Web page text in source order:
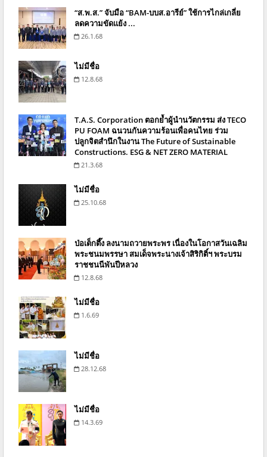
“ส.พ.ส.” จับมือ “BAM-บบส.อารีย์” ใช้การไกล่เกลี่ย
ลดความขัดแย้ง ...
26.1.68
ไม่มีชื่อ
12.8.68
T.A.S. Corporation ตอกย้ำผู้นำนวัตกรรม ส่ง TECO
PU FOAM ฉนวนกันความร้อนเพื่อคนไทย ร่วม
ปลูกจิตสำนึกในงาน The Future of Sustainable
Constructions. ESG & NET ZERO MATERIAL
21.3.68
ไม่มีชื่อ
25.10.68
ป่อเต็กตึ๊ง ลงนามถวายพระพร เนื่องในโอกาสวันเฉลิม
พระชนมพรรษา สมเด็จพระนางเจ้าสิริกิติ์ฯ พระบรม
ราชชนนีพันปีหลวง
12.8.68
ไม่มีชื่อ
1.6.69
ไม่มีชื่อ
28.12.68
ไม่มีชื่อ
14.3.69